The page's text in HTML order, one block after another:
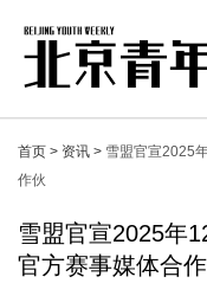
首页 > 资讯 > 雪盟官宣2025
作伙
雪盟官宣2025年
官方赛事媒体合